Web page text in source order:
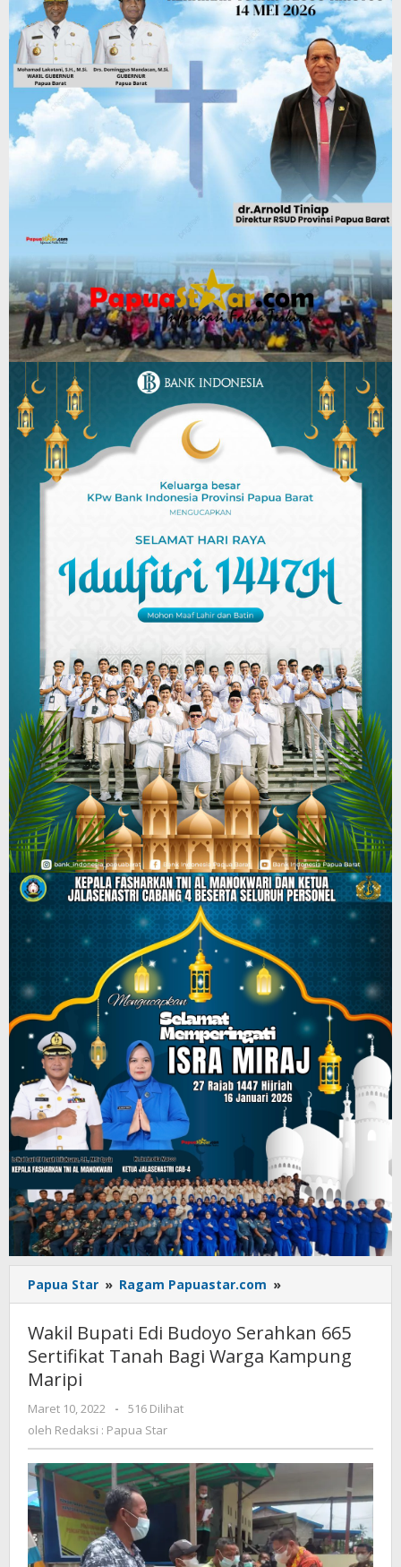
Papua Star » Ragam Papuastar.com »
Bupati
Budoyo
Serahkan
Warga
Wakil Bupati Edi Budoyo Serahkan 665
Sertifikat Tanah Bagi Warga Kampung
Maripi
Maret 10, 2022
oleh
Redaksi
Star
-
516 Dilihat
oleh Redaksi : Papua Star